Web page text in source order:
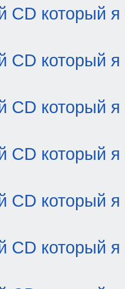
CD который я
CD который я
CD который я
CD который я
CD который я
CD который я